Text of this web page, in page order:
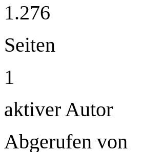
1.276
Seiten
1
aktiver Autor
Abgerufen von